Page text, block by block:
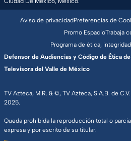
TV Azteca, M.R. & ©, TV Azteca, S.A.B. de
2025.
Queda prohibida la reproducción total o
expresa y por escrito de su titular.
Aviso de privacidadPreferencias de
Promo EspacioTrabaja
Programa de ética,
Defensor de Audiencias y Código de Ética
Televisora del Valle de México